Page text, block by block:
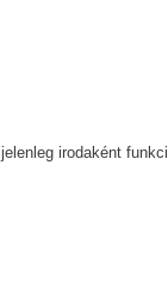
irodaként